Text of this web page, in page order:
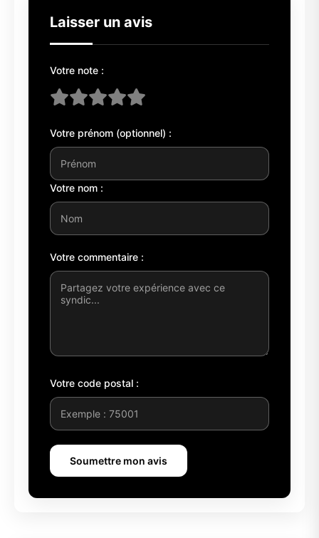
Laisser un avis
Votre note :
Votre prénom (optionnel) :
Votre nom :
Votre commentaire :
Votre code postal :
Soumettre mon avis